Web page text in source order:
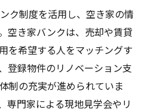
ク制度を活用し、空き家の情
空き家バンクは、売却や賃貸
を希望する人をマッチングす
登録物件のリノベーション支
制の充実が進められていま
専門家による現地見学会やリ